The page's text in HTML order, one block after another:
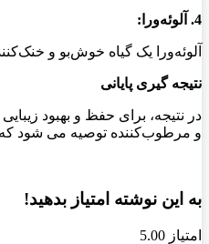
4. آلوئه‌ورا:
آلوئه‌ورا یک گیاه خوش‌بو و
نتیجه گیری پایانی
در نتیجه، برای حفظ و بهبود
و مرطوب‌کننده توصیه می شود که
به این نوشته امتیاز بدهید!
امتیاز 5.00